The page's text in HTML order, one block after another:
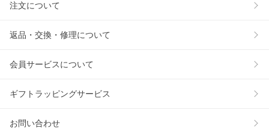
注文について
返品・交換・修理について
会員サービスについて
ギフトラッピングサービス
お問い合わせ